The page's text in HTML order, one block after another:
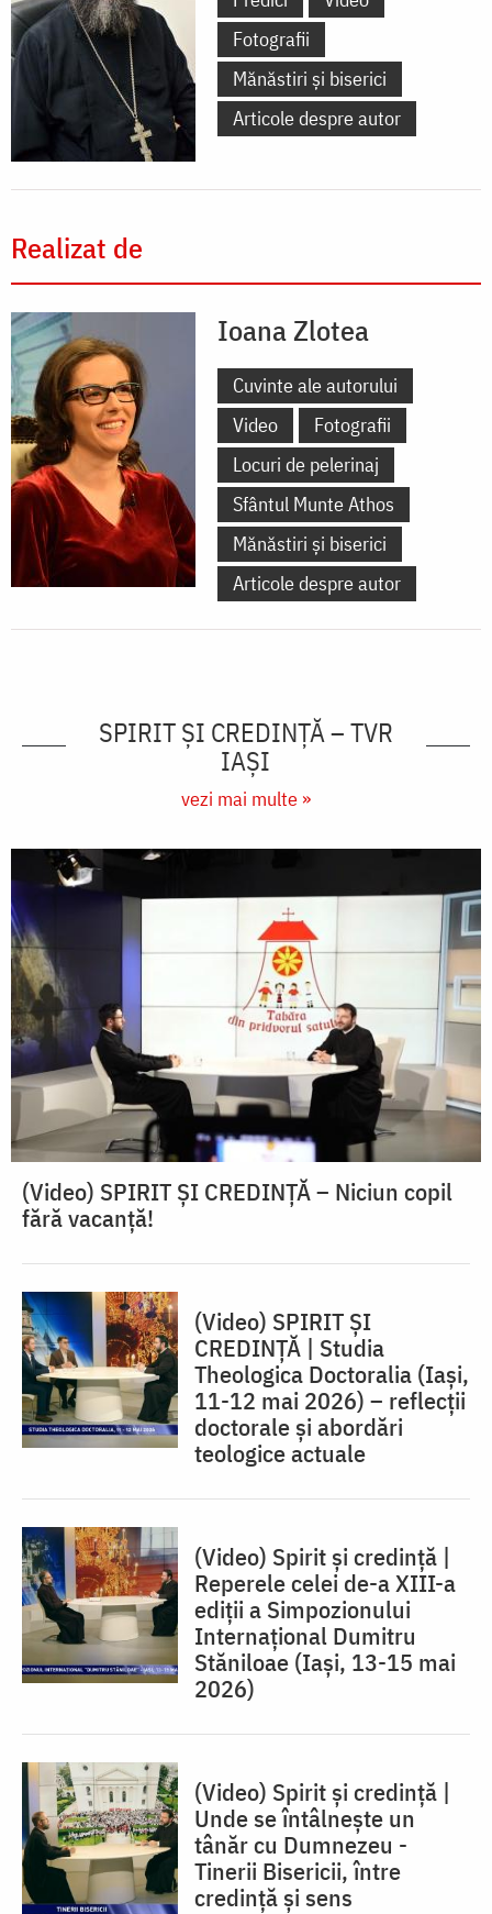
Fotografii
Mănăstiri și biserici
Articole despre autor
Realizat de
Ioana Zlotea
Cuvinte ale autorului
Video
Fotografii
Locuri de pelerinaj
Sfântul Munte Athos
Mănăstiri și biserici
Articole despre autor
SPIRIT ȘI CREDINȚĂ – TVR
IAȘI
vezi mai multe »
(Video) SPIRIT ŞI CREDINŢĂ – Niciun copil
fără vacanţă!
(Video) SPIRIT ȘI
CREDINȚĂ | Studia
Theologica Doctoralia (Iaşi,
11-12 mai 2026) – reflecţii
doctorale şi abordări
teologice actuale
(Video) Spirit și credință |
Reperele celei de-a XIII-a
ediții a Simpozionului
Internațional Dumitru
Stăniloae (Iaşi, 13-15 mai
2026)
(Video) Spirit și credință |
Unde se întâlnește un
tânăr cu Dumnezeu -
Tinerii Bisericii, între
credinţă şi sens